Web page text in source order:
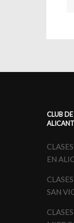
CLUB
EN
SAN